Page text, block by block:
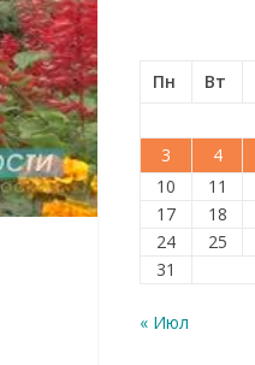
Пн
Вт
3
4
10
11
17
18
24
25
31
« Июл